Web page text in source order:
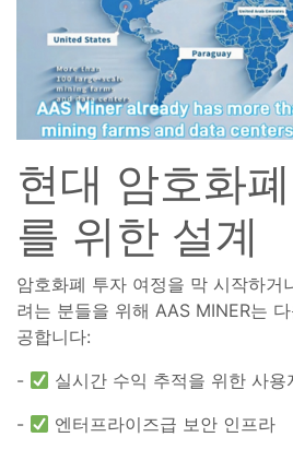
현대 암호화
를 위한 설계
암호화폐 투자 여정을 막 시작하거
려는 분들을 위해 AAS MINER는
공합니다:
-
실시간 수익 추적을 위한 사
-
엔터프라이즈급 보안 인프라